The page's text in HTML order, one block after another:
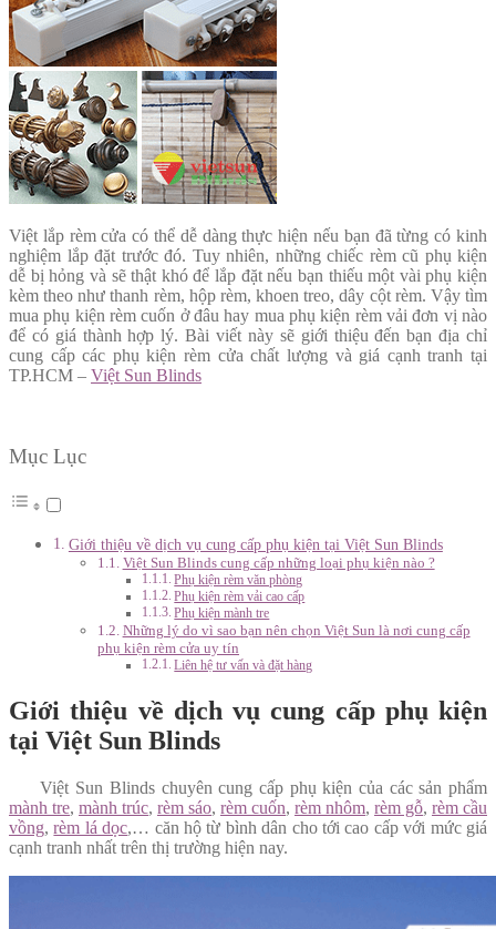
Việt lắp rèm cửa có thể dễ dàng thực hiện nếu bạn đã từng có kinh
nghiệm lắp đặt trước đó. Tuy nhiên, những chiếc rèm cũ phụ kiện
dễ bị hỏng và sẽ thật khó để lắp đặt nếu bạn thiếu một vài phụ kiện
kèm theo như thanh rèm, hộp rèm, khoen treo, dây cột rèm. Vậy tìm
mua phụ kiện rèm cuốn ở đâu hay mua phụ kiện rèm vải đơn vị nào
để có giá thành hợp lý. Bài viết này sẽ giới thiệu đến bạn địa chỉ
cung cấp các phụ kiện rèm cửa chất lượng và giá cạnh tranh tại
TP.HCM – Việt Sun Blinds
Mục Lục
Giới thiệu về dịch vụ cung cấp phụ kiện tại Việt Sun Blinds
Việt Sun Blinds cung cấp những loại phụ kiện nào ?
Phụ kiện rèm văn phòng
Phụ kiện rèm vải cao cấp
Phụ kiện mành tre
Những lý do vì sao bạn nên chọn Việt Sun là nơi cung cấp
phụ kiện rèm cửa uy tín
Liên hệ tư vấn và đặt hàng
Giới thiệu về dịch vụ cung cấp phụ kiện
tại Việt Sun Blinds
Việt Sun Blinds chuyên cung cấp phụ kiện của các sản phẩm
mành tre, mành trúc, rèm sáo, rèm cuốn, rèm nhôm, rèm gỗ, rèm cầu
vồng,rèm lá dọc,… căn hộ từ bình dân cho tới cao cấp với mức giá
cạnh tranh nhất trên thị trường hiện nay.